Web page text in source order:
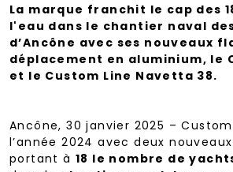
La marque franchit le cap des
l'eau dans le chantier naval
d’Ancône avec ses nouveaux
déplacement en aluminium, le
et le Custom Line Navetta 38.
Ancône, 30 janvier 2025 –
l’année 2024 avec deux
portant à18 le nombre de